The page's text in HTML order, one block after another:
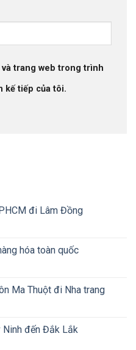
trang web trong trình
kế tiếp của tôi.
đi Lâm Đồng
hóa toàn quốc
Ma Thuột đi Nha trang
Ninh đến Đắk Lắk